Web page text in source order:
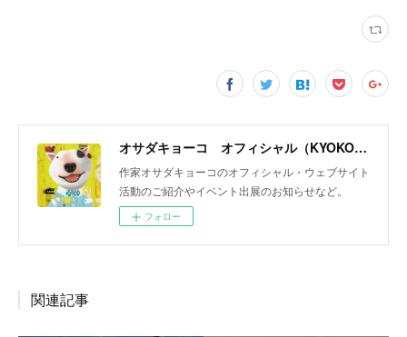
オサダキョーコ オフィシャル（KYOKO OSADA official）
作家オサダキョーコのオフィシャル・ウェブサイト
活動のご紹介やイベント出展のお知らせなど。
フォロー
関連記事